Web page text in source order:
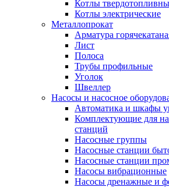
Котлы
Котлы электрические
Металлопрокат
Арматура
Лист
Полоса
Трубы профильные
Уголок
Швеллер
Насосы и насосное
Автоматика и шкафы
Комплектующие для
станций
Насосные группы
Насосные станции
Насосные станции
Насосы вибрационные
Насосы дренажные и